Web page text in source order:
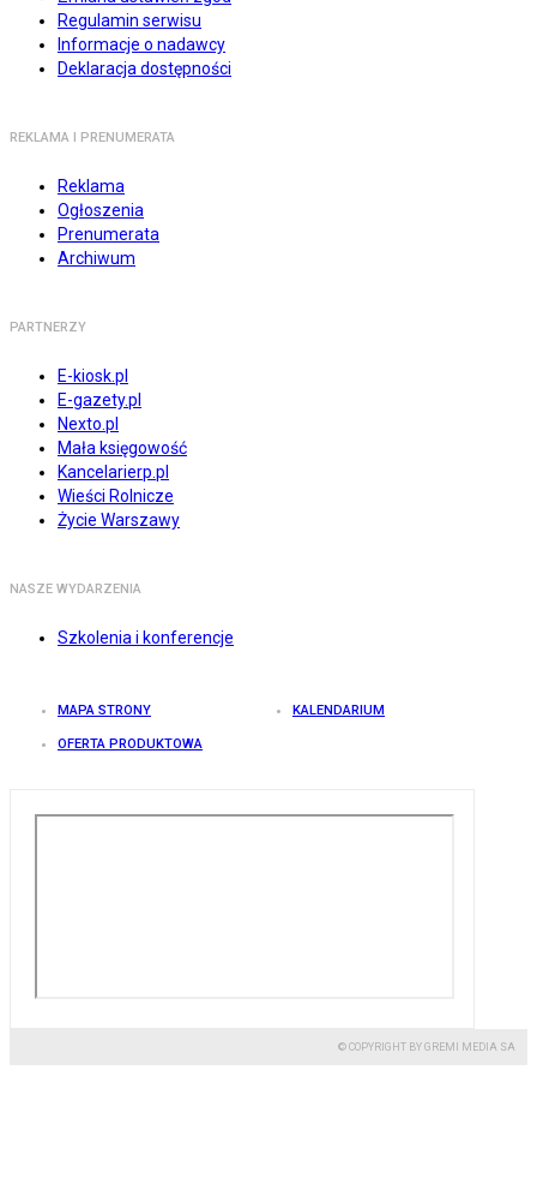
Regulamin serwisu
Informacje o nadawcy
Deklaracja dostępności
REKLAMA I PRENUMERATA
Reklama
Ogłoszenia
Prenumerata
Archiwum
PARTNERZY
E-kiosk.pl
E-gazety.pl
Nexto.pl
Mała księgowość
Kancelarierp.pl
Wieści Rolnicze
Życie Warszawy
NASZE WYDARZENIA
Szkolenia i konferencje
MAPA STRONY KALENDARIUM
OFERTA PRODUKTOWA
© COPYRIGHT BY GREMI MEDIA SA